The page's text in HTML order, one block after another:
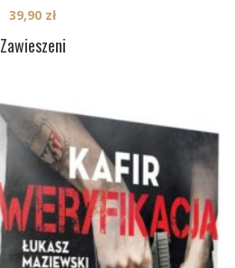
Zawieszeni
39,90 zł